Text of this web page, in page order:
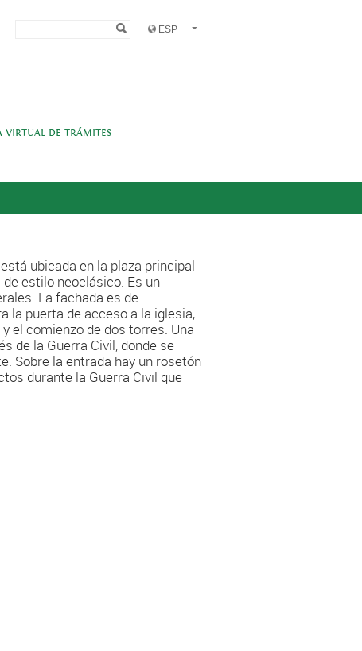
Formulario de
VIRTUAL DE TRÁMITES
ubicada en la plaza principal
estilo neoclásico. Es un
La fachada es de
la puerta de acceso a la iglesia,
el comienzo de dos torres. Una
de la Guerra Civil, donde se
Sobre la entrada hay un rosetón
durante la Guerra Civil que